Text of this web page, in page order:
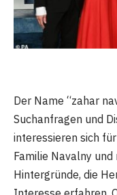
Der Name “zahar
Suchanfragen und
interessieren sich
Familie Navalny
Hintergründe, die